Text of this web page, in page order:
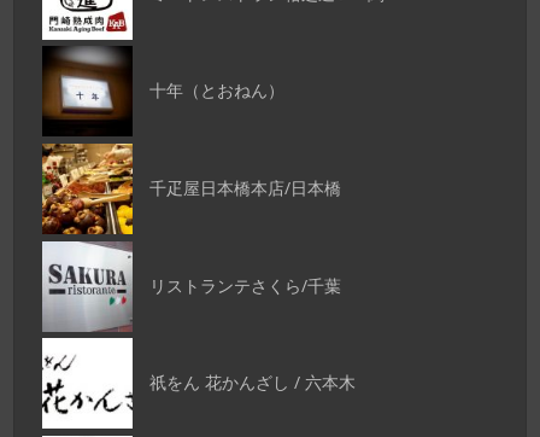
十年（とおねん）
千疋屋日本橋本店/日本橋
リストランテさくら/千葉
祇をん 花かんざし / 六本木